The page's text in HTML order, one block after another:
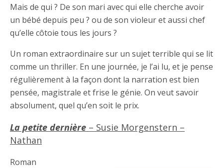
Mais de qui ? De son mari avec qui elle cherche avoir
un bébé depuis peu ? ou de son violeur et aussi chef
qu’elle côtoie tous les jours ?
Un roman extraordinaire sur un sujet terrible qui se lit
comme un thriller. En une journée, je l’ai lu, et je pense
régulièrement à la façon dont la narration est bien
pensée, magistrale et frise le génie. On veut savoir
absolument, quel qu’en soit le prix.
La petite dernière – Susie Morgenstern –
Nathan
Roman